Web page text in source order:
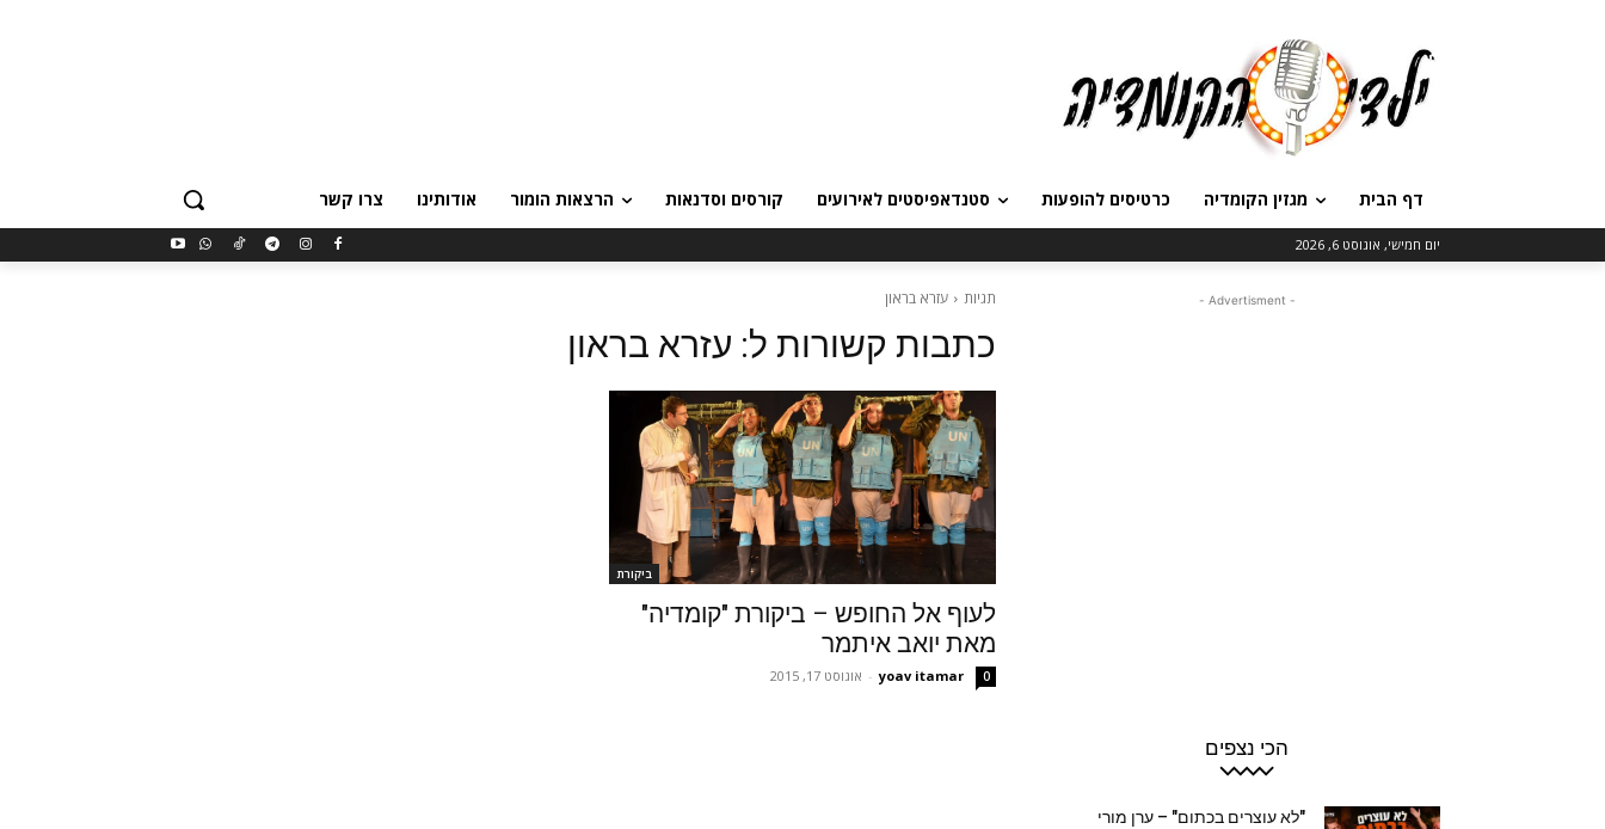
דף הבית מגזין הקומדיה כרטיסים להופעות סטנדאפיסטים לאירועים קורסים וסדנאות הרצאות הומור אודותינו צרו קשר
יום חמישי, אוגוסט 6, 2026
תגיות עזרא בראון
כתבות קשורות ל: עזרא בראון
ביקורת
לעוף אל החופש – ביקורת "קומדיה"
מאת יואב איתמר
yoav itamar
- אוגוסט 17, 2015 0
- Advertisment -
הכי נצפים
"לא עוצרים בכתום" – ערן מורי